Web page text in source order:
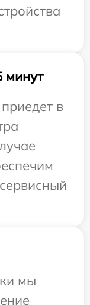
минут
в
мы